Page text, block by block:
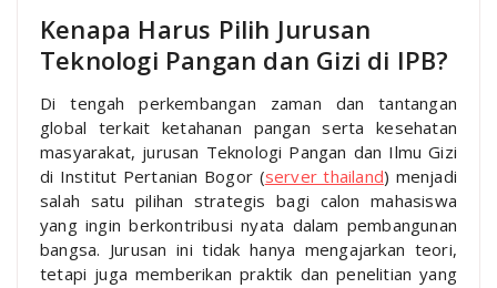
Kenapa Harus Pilih Jurusan
Teknologi Pangan dan Gizi di IPB?
Di tengah perkembangan zaman dan tantangan
global terkait ketahanan pangan serta kesehatan
masyarakat, jurusan Teknologi Pangan dan Ilmu Gizi
di Institut Pertanian Bogor (server thailand) menjadi
salah satu pilihan strategis bagi calon mahasiswa
yang ingin berkontribusi nyata dalam pembangunan
bangsa. Jurusan ini tidak hanya mengajarkan teori,
tetapi juga memberikan praktik dan penelitian yang